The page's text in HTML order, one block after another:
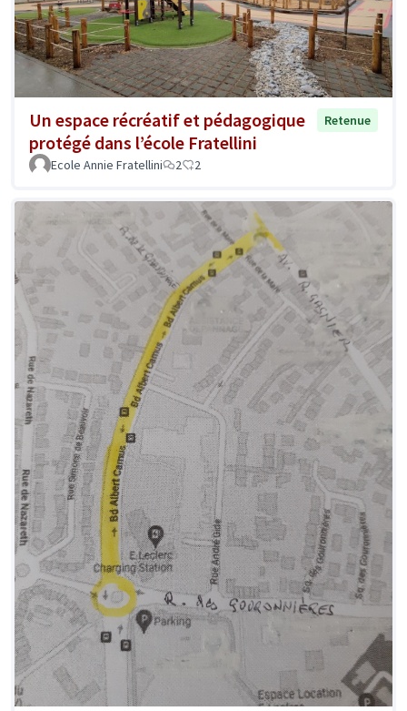
Un espace récréatif et pédagogique
protégé dans l’école Fratellini
Retenue
Ecole Annie Fratellini 2 2